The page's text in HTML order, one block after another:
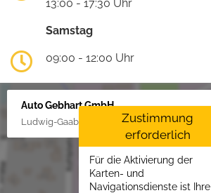
13:00 - 17:30 Uhr
Samstag
09:00 - 12:00 Uhr
Auto Gebhart GmbH
Ludwig-Gaab-Str. 4, 88427 Bad Schussenried
Zustimmung
erforderlich
Für die Aktivierung der
Karten- und
Navigationsdienste ist Ihre